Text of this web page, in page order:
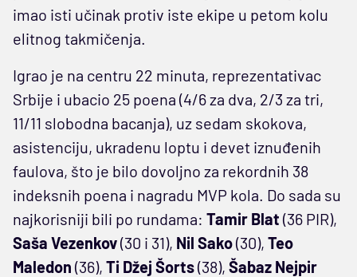
imao isti učinak protiv iste ekipe u petom kolu
elitnog takmičenja.
Igrao je na centru 22 minuta, reprezentativac
Srbije i ubacio 25 poena (4/6 za dva, 2/3 za tri,
11/11 slobodna bacanja), uz sedam skokova,
asistenciju, ukradenu loptu i devet iznuđenih
faulova, što je bilo dovoljno za rekordnih 38
indeksnih poena i nagradu MVP kola. Do sada su
najkorisniji bili po rundama: Tamir Blat (36 PIR),
Saša Vezenkov(30 i 31), Nil Sako(30), Teo
Maledon (36), Ti Džej Šorts(38), Šabaz Nejpir